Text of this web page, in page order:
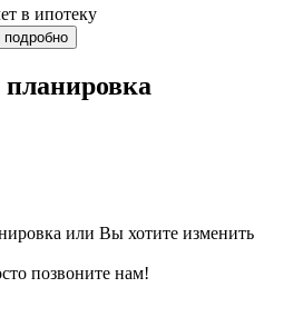
в ипотеку
подробно
или Вы хотите изменить
позвоните нам!